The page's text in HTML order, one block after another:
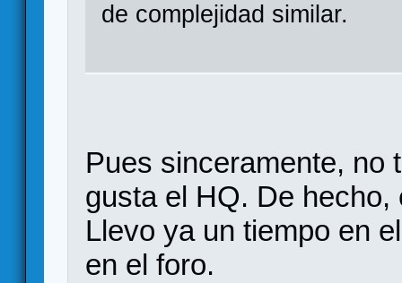
de complejidad similar.
Pues sinceramente, no
gusta el HQ. De
Llevo ya un tiempo en
en el foro.